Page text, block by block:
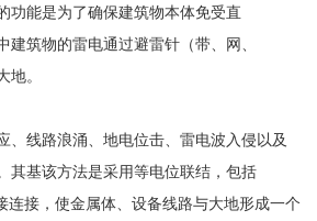
功能是为了确保建筑物本体免受直
建筑物的雷电通过避雷针（带、网、
地。
、线路浪涌、地电位击、雷电波入侵以及
其基该方法是采用等电位联结，包括
连接，使金属体、设备线路与大地形成一个